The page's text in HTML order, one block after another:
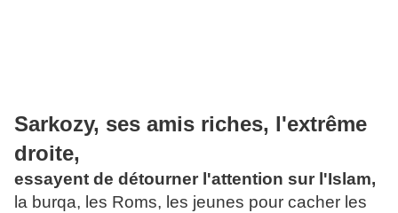
Sarkozy, ses amis riches, l'extrême
droite,
essayent de détourner l'attention sur l'Islam,
la burqa, les Roms, les jeunes pour cacher les